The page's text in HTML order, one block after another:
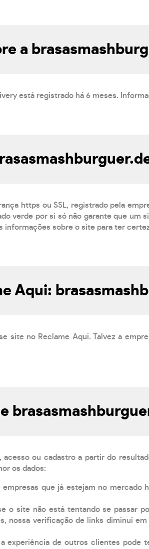
a
está registrado há 6 meses.
https ou SSL, registrado pela
verde por si só não garante que um
informações sobre o site para ter
Aqui:
site no Reclame Aqui. Talvez a
acesso ou cadastro a partir do
os dados:
empresas que já estejam no mercado
o site não está tentando se passar
nossa verificação de links diminui
experiência de outros clientes pode